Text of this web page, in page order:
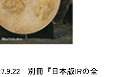
別冊『日本版IRの全